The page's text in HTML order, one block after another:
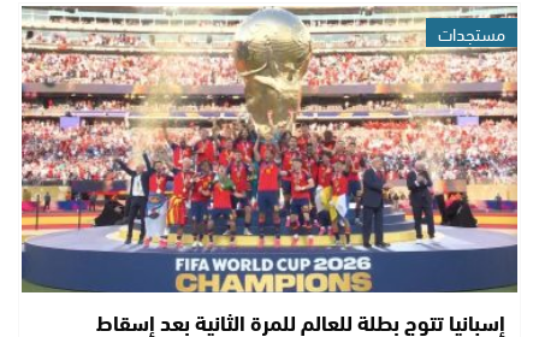
مستجدات
إسبانيا تتوج بطلة للعالم للمرة الثانية بعد إسقاط